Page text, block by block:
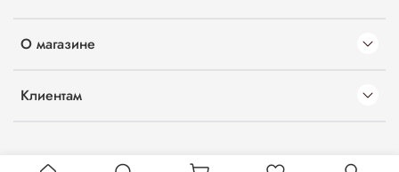
О магазине
Клиентам